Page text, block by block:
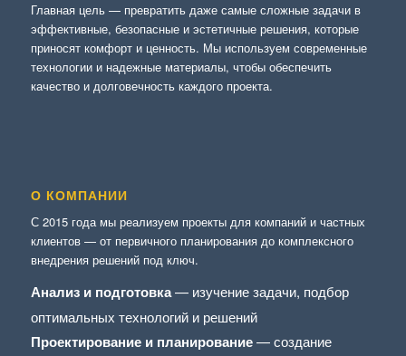
Главная цель — превратить даже самые сложные задачи в
эффективные, безопасные и эстетичные решения, которые
приносят комфорт и ценность. Мы используем современные
технологии и надежные материалы, чтобы обеспечить
качество и долговечность каждого проекта.
О КОМПАНИИ
С 2015 года мы реализуем проекты для компаний и частных
клиентов — от первичного планирования до комплексного
внедрения решений под ключ.
Анализ и подготовка— изучение задачи, подбор
оптимальных технологий и решений
Проектирование и планирование— создание